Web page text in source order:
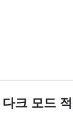
크 모드